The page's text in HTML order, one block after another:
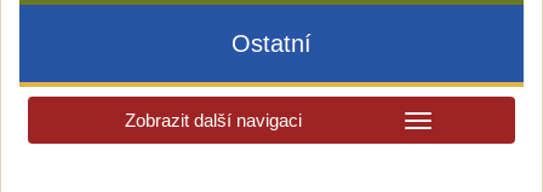
Ostatní
Zobrazit další navigaci